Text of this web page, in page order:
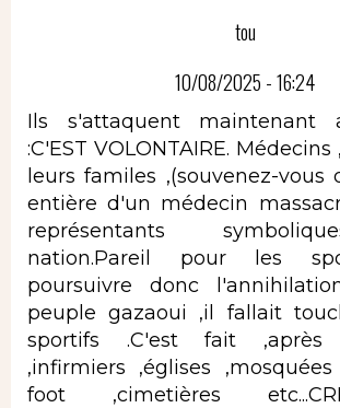
tou
10/08/2025 - 16:24
Ils s'attaquent maintenant
:C'EST VOLONTAIRE.
leurs familes ,(souvenez-
entière d'un médecin
représentants
nation.Pareil pour les
poursuivre donc
peuple gazaoui ,il fallait
sportifs .C'est fait ,après
,infirmiers ,églises
foot ,cimetières